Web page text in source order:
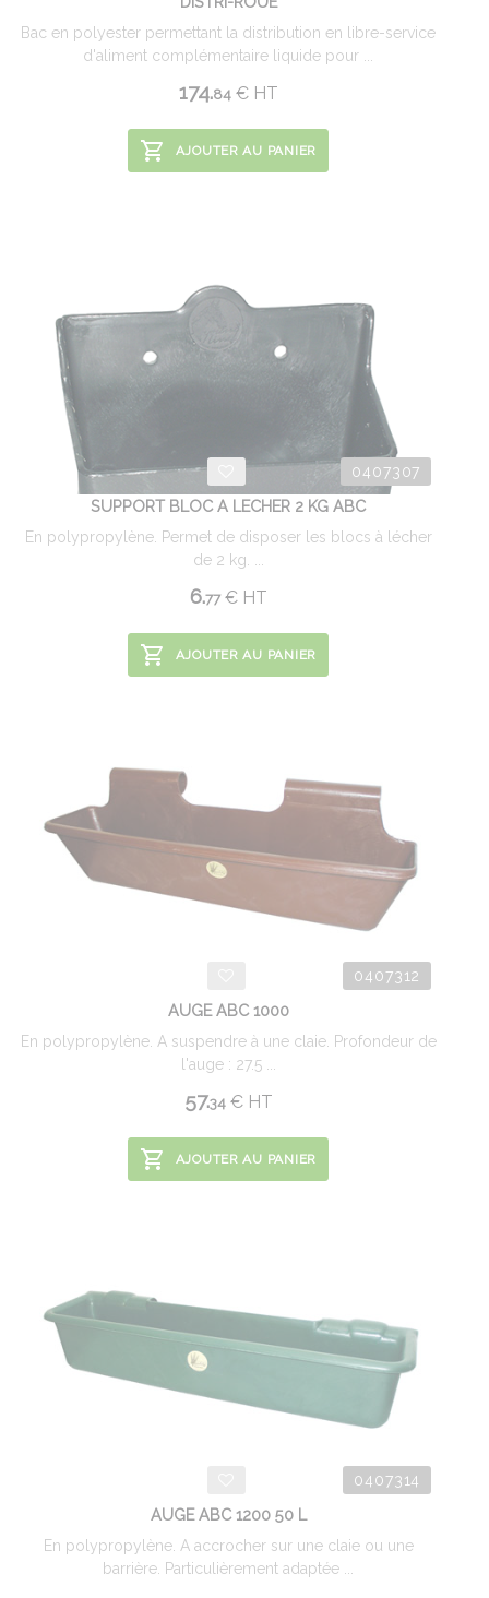
Bac en polyester permettant la distribution en libre-service
d'aliment complémentaire liquide pour ...
174.84 €HT
AJOUTER AU PANIER
0407307
SUPPORT BLOC A LECHER 2 KG ABC
En polypropylène. Permet de disposer les blocs à lécher
de 2 kg. ...
6.77 €HT
AJOUTER AU PANIER
0407312
AUGE ABC 1000
En polypropylène. A suspendre à une claie. Profondeur de
l'auge : 27.5 ...
57.34 €HT
AJOUTER AU PANIER
0407314
AUGE ABC 1200 50 L
En polypropylène. A accrocher sur une claie ou une
barrière. Particulièrement adaptée ...